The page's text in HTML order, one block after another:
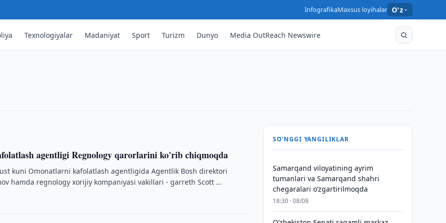
InfografikaMaxsus loyihalar O'z
Texnologiyalar Madaniyat Sport Turizm Dunyo Media OutReach Newswire
sohasidagi hamkorlik yoʻl
agentligi Regnology qarorlarini ko'rib chiqmoqda
kuni Omonatlarni kafolatlash agentligida Agentlik Bosh direktori
hamda regnology xorijiy kompaniyasi vakillari - garreth Scott …
SO'NGGI YANGILIKLAR
Samarqand viloyatining ayrim
tumanlari va Samarqand shahri
chegaralari oʻzgartirilmoqda
18:30 · 08/08